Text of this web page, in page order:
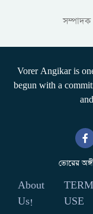
Vorer Angikar is
begun with a
ভোরের
About
Us!
USE